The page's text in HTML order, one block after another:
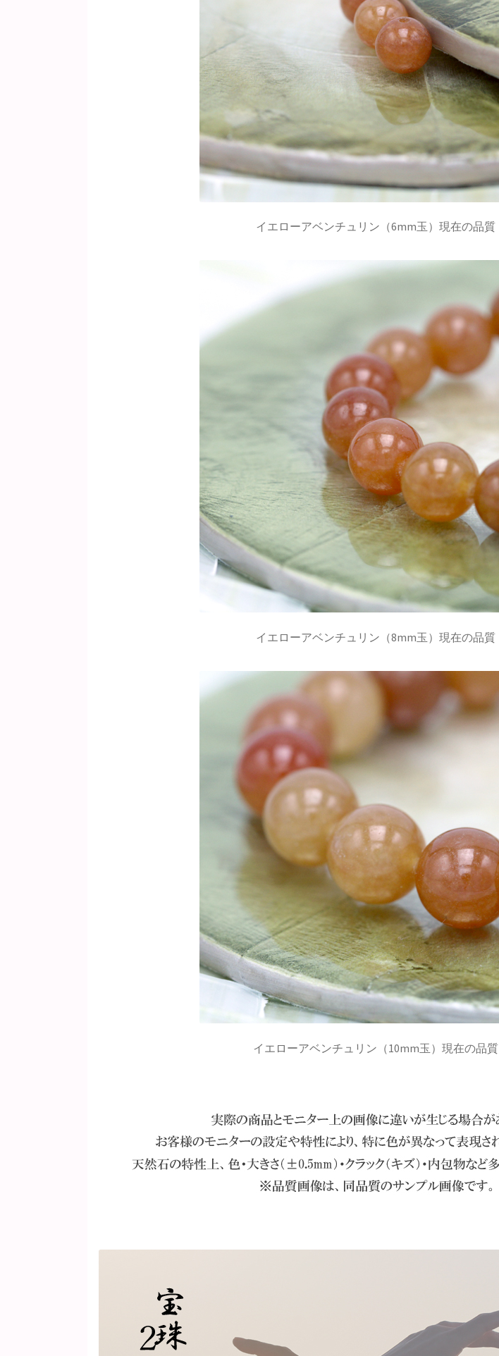
イエローアベンチュリン（6mm玉）現在の品質
イエローアベンチュリン（8mm玉）現在の品質
イエローアベンチュリン（10mm玉）現在の品質